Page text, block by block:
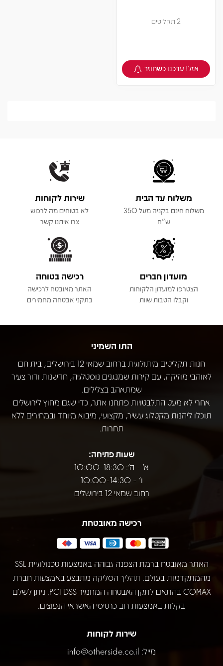
2 תקליטים
צפיה במוצר
אזל! עדכנו כשחוזר
משלוח עד הבית
משלוח חינם בקניה מעל 350
ש"ח
שירות לקוחות
לא בטוחים מה לרכוש
צרו איתנו קשר
מועדון חברים
הצטרפו למועדון הלקוחות
וקבלו הטבות שוות
רכישה בטוחה
האתר מאובטח לרכישה
בתקני אבטחה מחמירים
התו השמיני
חנות תקליטים מיתולוגית ברחוב שמאי 12 בירושלים, בית חם
לאוהבי מוזיקה, עם קירות שמנגנים נוסטלגיה, חדשנות ודור צעיר
שמתאהב בצלילים.
אחרי לא מעט התלבטויות פתחנו אתר, כדי שגם מחוץ לירושלים
תוכלו ליהנות מקטלוג עשיר, מקצועי, מיבוא מיוחד ובמחירים ללא
תחרות.
שעות פתיחה:
א' - ה': 10:00-18:30
ו' - 10:00-14:30
רחוב שמאי 12 בירושלים
רכישה מאובטחת
האתר מאובטח ברמת הצפנה גבוהה באמצעות טכנולוגיית SSL
מהמתקדמות בעולם. תהליך הסליקה מתבצע באמצעות חברת
COMAX בהתאם לתקן האבטחה המחמיר PCI DSS. ניתן לשלם
בקלות באמצעות רוב כרטיסי האשראי הנפוצים.
שירות לקוחות
מייל: info@otherside.co.il